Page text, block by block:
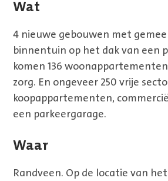
Wat
4 nieuwe gebouwen met
binnentuin op het dak van een
komen 136
zorg. En ongeveer 250 vrije
koopappartementen,
een parkeergarage.
Waar
Randveen. Op de locatie van